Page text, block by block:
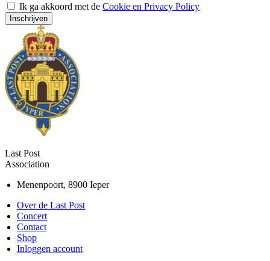
Ik ga akkoord met de Cookie en Privacy Policy
Inschrijven
Last Post
Association
Menenpoort, 8900 Ieper
Over de Last Post
Concert
Contact
Shop
Inloggen account